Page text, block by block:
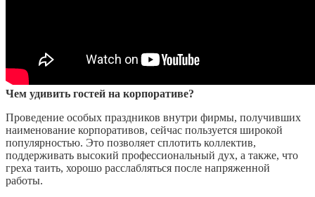
Чем удивить гостей на корпоративе?
Проведение особых праздников внутри фирмы, получивших
наименование корпоративов, сейчас пользуется широкой
популярностью. Это позволяет сплотить коллектив,
поддерживать высокий профессиональный дух, а также, что
греха таить, хорошо расслабляться после напряженной
работы.